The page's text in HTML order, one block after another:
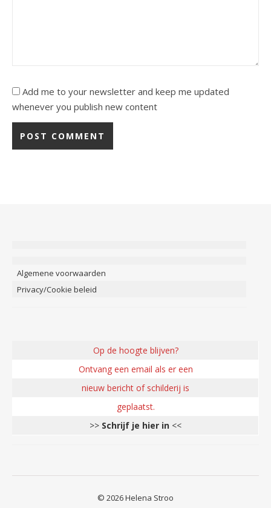
Add me to your newsletter and keep me updated
whenever you publish new content
Algemene voorwaarden
Privacy/Cookie beleid
Op de hoogte blijven?
Ontvang een email als er een
nieuw bericht of schilderij is
geplaatst.
>> Schrijf je hier in <<
© 2026 Helena Stroo